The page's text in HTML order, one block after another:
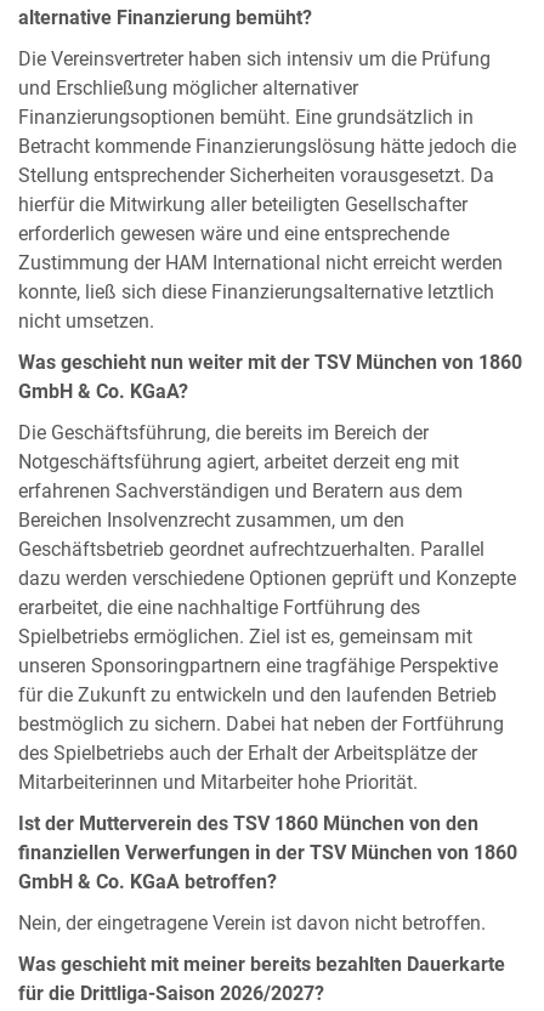
alternative Finanzierung bemüht?
Die Vereinsvertreter haben sich intensiv um die Prüfung
und Erschließung möglicher alternativer
Finanzierungsoptionen bemüht. Eine grundsätzlich in
Betracht kommende Finanzierungslösung hätte jedoch die
Stellung entsprechender Sicherheiten vorausgesetzt. Da
hierfür die Mitwirkung aller beteiligten Gesellschafter
erforderlich gewesen wäre und eine entsprechende
Zustimmung der HAM International nicht erreicht werden
konnte, ließ sich diese Finanzierungsalternative letztlich
nicht umsetzen.
Was geschieht nun weiter mit der TSV München von 1860
GmbH & Co. KGaA?
Die Geschäftsführung, die bereits im Bereich der
Notgeschäftsführung agiert, arbeitet derzeit eng mit
erfahrenen Sachverständigen und Beratern aus dem
Bereichen Insolvenzrecht zusammen, um den
Geschäftsbetrieb geordnet aufrechtzuerhalten. Parallel
dazu werden verschiedene Optionen geprüft und Konzepte
erarbeitet, die eine nachhaltige Fortführung des
Spielbetriebs ermöglichen. Ziel ist es, gemeinsam mit
unseren Sponsoringpartnern eine tragfähige Perspektive
für die Zukunft zu entwickeln und den laufenden Betrieb
bestmöglich zu sichern. Dabei hat neben der Fortführung
des Spielbetriebs auch der Erhalt der Arbeitsplätze der
Mitarbeiterinnen und Mitarbeiter hohe Priorität.
Ist der Mutterverein des TSV 1860 München von den
finanziellen Verwerfungen in der TSV München von 1860
GmbH & Co. KGaA betroffen?
Nein, der eingetragene Verein ist davon nicht betroffen.
Was geschieht mit meiner bereits bezahlten Dauerkarte
für die Drittliga-Saison 2026/2027?